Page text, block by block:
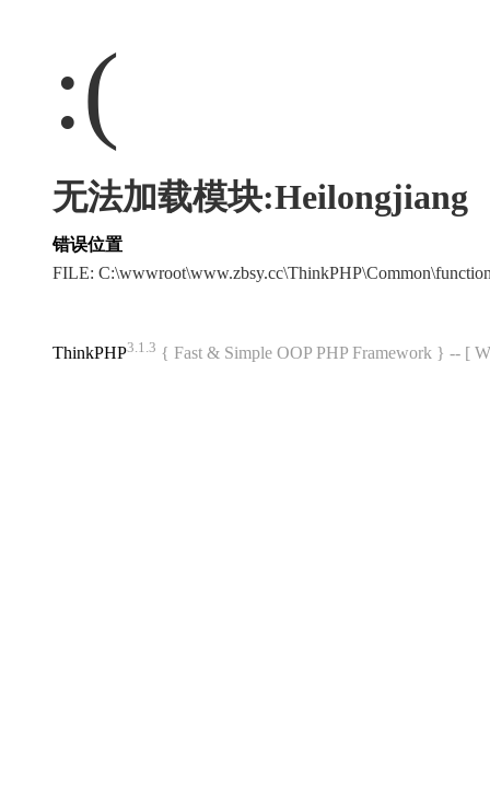
:(
无法加载模块:Heilongjiang
错误位置
FILE:
ThinkPHP3.1.3 { Fast & Simple OOP PHP Framework } -- [